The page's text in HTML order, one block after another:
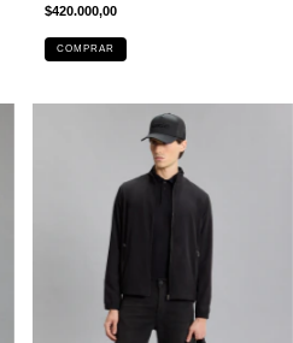
$420.000,00
COMPRAR